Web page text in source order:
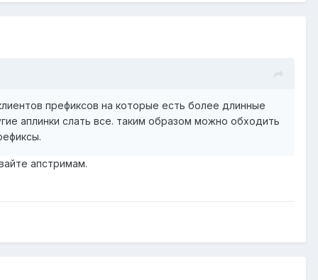
префиксов на которые есть более длинные
аплинки слать все. таким образом можно обходить
апстримам.